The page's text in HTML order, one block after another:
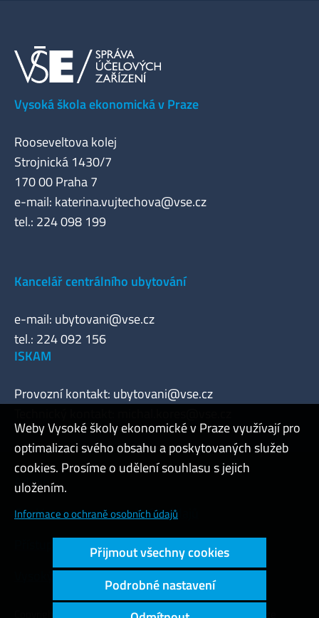
Vysoká škola ekonomická v Praze
Rooseveltova kolej
Strojnická 1430/7
170 00 Praha 7
e-mail: katerina.vujtechova@vse.cz
tel.: 224 098 199
Kancelář centrálního ubytování
e-mail: ubytovani@vse.cz
tel.: 224 092 156
ISKAM
Provozní kontakt: ubytovani@vse.cz
Admin
Cookies a ochrana osobních údajů
Přístupnost webu
Vysoký kontrast
Copyright © 2000 - 2026 Vysoká škola ekonomická v Praze
Weby Vysoké školy ekonomické v Praze využívají pro
optimalizaci svého obsahu a poskytovaných služeb
cookies. Prosíme o udělení souhlasu s jejich
uložením.
Informace o ochraně osobních údajů
Přijmout všechny cookies
Podrobné nastavení